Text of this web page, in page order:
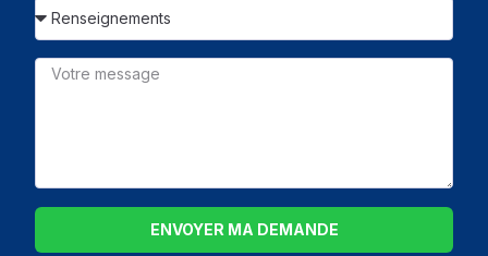
ENVOYER MA DEMANDE